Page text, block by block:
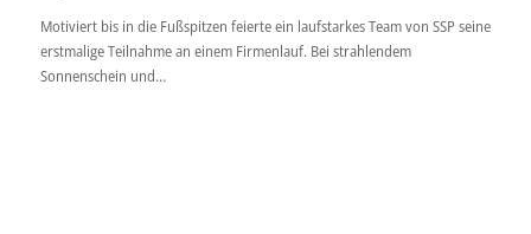
Motiviert bis in die Fußspitzen feierte ein laufstarkes Team von SSP seine
erstmalige Teilnahme an einem Firmenlauf. Bei strahlendem
Sonnenschein und…